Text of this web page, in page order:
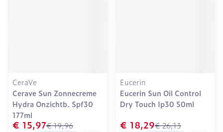
CeraVe
Cerave Sun Zonnecreme
Hydra Onzichtb. Spf30
177ml
€ 19,96
€ 15,97
Eucerin
Eucerin Sun Oil Control
Dry Touch Ip30 50ml
€ 26,13
€ 18,29